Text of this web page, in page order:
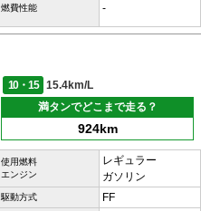
燃費性能 -
10・15
15.4km/L
満タンでどこまで走る？
924km
使用燃料
エンジン
レギュラー
ガソリン
駆動方式 FF